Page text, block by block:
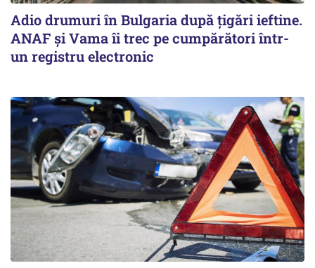
Adio drumuri în Bulgaria după țigări ieftine.
ANAF și Vama îi trec pe cumpărători într-
un registru electronic